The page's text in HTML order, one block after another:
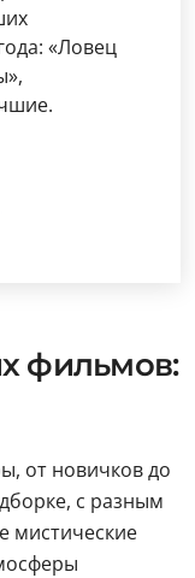
«Ловец
фильмов:
от новичков до
с разным
мистические